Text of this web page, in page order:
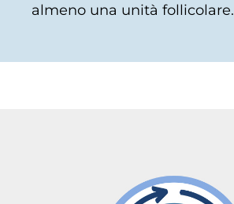
almeno una unità follicolare.